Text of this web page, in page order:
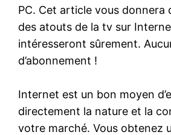
PC. Cet article vous donnera
des atouts de la tv sur
intéresseront sûrement.
d’abonnement !
Internet est un bon moyen
directement la nature et la
votre marché. Vous obtenez